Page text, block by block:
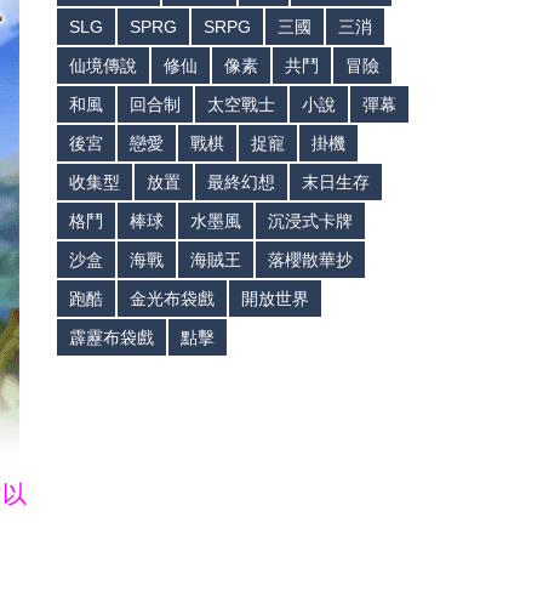
SLG
SPRG SRPG 三國
三消
仙境傳說
修仙 像素 共鬥
冒險
和風
回合制 太空戰士 小說
彈幕
後宮
戀愛 戰棋 捉寵
掛機
收集型
放置 最終幻想
末日生存
格鬥
棒球 水墨風
沉浸式卡牌
沙盒
海戰 海賊王
落櫻散華抄
跑酷
金光布袋戲
開放世界
霹靂布袋戲
點擊